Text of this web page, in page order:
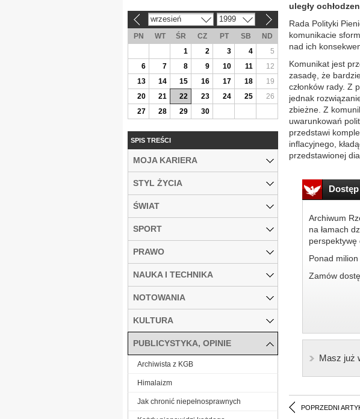
uległy
Rada Polityki
komunikacie
nad ich
Komunikat jest
zasadę, że
członków rady. Z
jednak
zbieżne. Z
uwarunkowań
przedstawi
inflacyjnego,
przedstawionej
Archiwum
na łamach
perspektywę
Ponad
Zamów
Masz już
POPRZEDNI
wrzesień 1999
PN WT ŚR CZ PT SB
ND
1
2 3 4
5
6
7 8 9 10 11
12
13
14 15 16 17 18
19
20
21 22 23 24 25
26
27
28 29 30
SPIS TREŚCI
MOJA KARIERA
STYL ŻYCIA
ŚWIAT
SPORT
PRAWO
NAUKA I TECHNIKA
NOTOWANIA
KULTURA
PUBLICYSTYKA, OPINIE
Archiwista z KGB
Himalaizm
Jak chronić niepełnosprawnych